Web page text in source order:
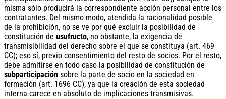
misma sólo producirá la correspondiente acción personal entre los
contratantes. Del mismo modo, atendida la racionalidad posible
de la prohibición, no se ve por qué excluir la posibilidad de
constitución de usufructo, no obstante, la exigencia de
transmisibilidad del derecho sobre el que se constituya (art. 469
CC); eso sí, previo consentimiento del resto de socios. Por el resto,
debe admitirse en todo caso la posibilidad de constitución de
subparticipación sobre la parte de socio en la sociedad en
formación (art. 1696 CC), ya que la creación de esta sociedad
interna carece en absoluto de implicaciones transmisivas.